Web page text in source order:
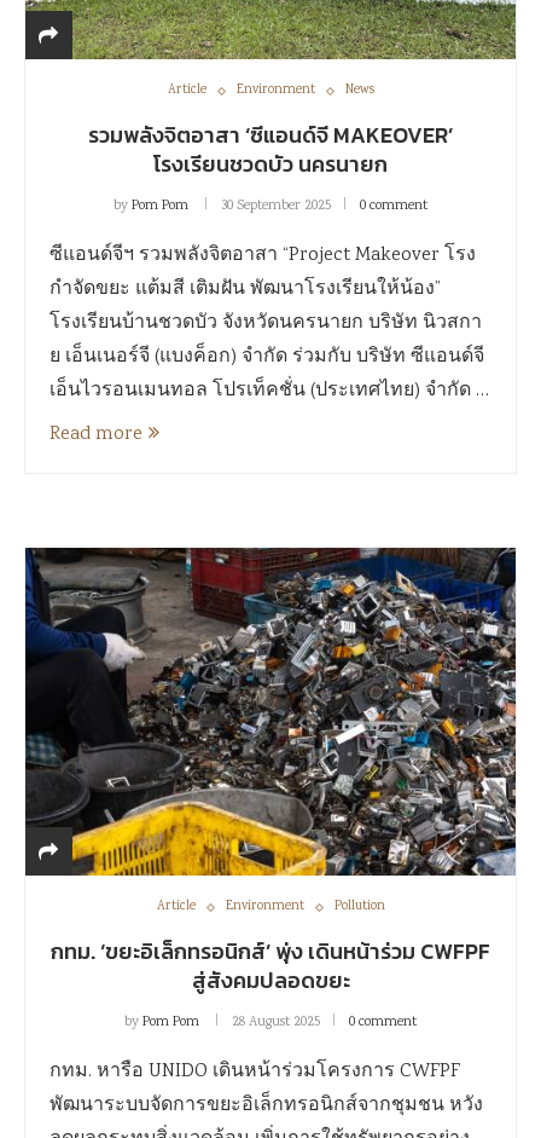
Article Environment News
รวมพลังจิตอาสา ‘ซีแอนด์จี MAKEOVER’
โรงเรียนชวดบัว นครนายก
byPom Pom 30 September 2025 0 comment
ซีแอนด์จีฯ รวมพลังจิตอาสา “Project Makeover โรง
กำจัดขยะ แต้มสี เติมฝัน พัฒนาโรงเรียนให้น้อง”
โรงเรียนบ้านชวดบัว จังหวัดนครนายก บริษัท นิวสกา
ย เอ็นเนอร์จี (แบงค็อก) จำกัด ร่วมกับ บริษัท ซีแอนด์จี
เอ็นไวรอนเมนทอล โปรเท็คชั่น (ประเทศไทย) จำกัด …
Read more
Article Environment Pollution
กทม. ‘ขยะอิเล็กทรอนิกส์’ พุ่ง เดินหน้าร่วม CWFPF
สู่สังคมปลอดขยะ
byPom Pom 28 August 2025 0 comment
กทม. หารือ UNIDO เดินหน้าร่วมโครงการ CWFPF
พัฒนาระบบจัดการขยะอิเล็กทรอนิกส์จากชุมชน หวัง